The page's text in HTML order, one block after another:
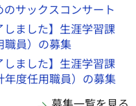
サックスコンサート
ました】生涯学習課
職員）の募集
ました】生涯学習課
度任用職員）の募集